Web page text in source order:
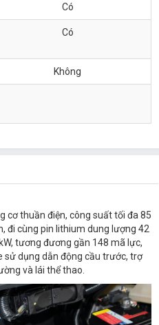
Có
Có
Không
cơ thuần điện, công suất tối đa 85
đi cùng pin lithium dung lượng 42
tương đương gần 148 mã lực,
sử dụng dẫn động cầu trước, trợ
và lái thể thao.